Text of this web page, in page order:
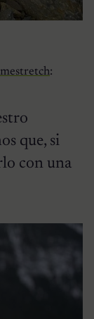
:
que, si
con una